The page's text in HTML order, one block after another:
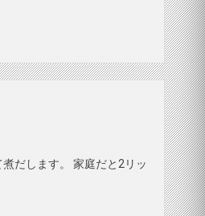
だします。 家庭だと2リッ